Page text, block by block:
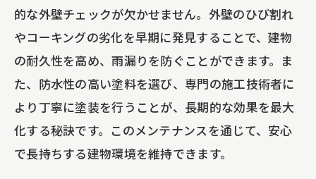
的な外壁チェックが欠かせません。外壁のひび割れ
やコーキングの劣化を早期に発見することで、建物
の耐久性を高め、雨漏りを防ぐことができます。ま
た、防水性の高い塗料を選び、専門の施工技術者に
より丁寧に塗装を行うことが、長期的な効果を最大
化する秘訣です。このメンテナンスを通じて、安心
で長持ちする建物環境を維持できます。